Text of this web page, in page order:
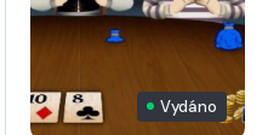
Vydáno